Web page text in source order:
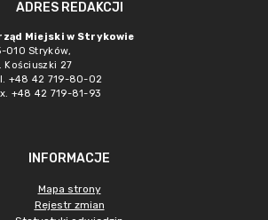
ADRES REDAKCJI
Miejski w Strykowie
010 Stryków,
Kościuszki 27
+48 42 719-80-02
+48 42 719-81-93
INFORMACJE
Mapa strony
Rejestr zmian